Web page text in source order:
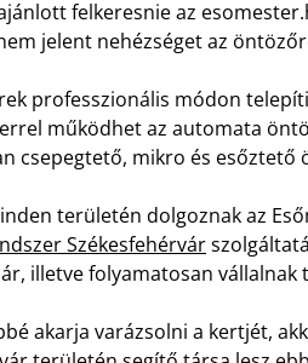
felkeresnie az
jelent nehézséget az
professzionális módon
működhet az automata
csepegtető, mikro és esőztető
területén dolgoznak az
Székesfehérvár
illetve folyamatosan vállalnak
akarja varázsolni a kertjét,